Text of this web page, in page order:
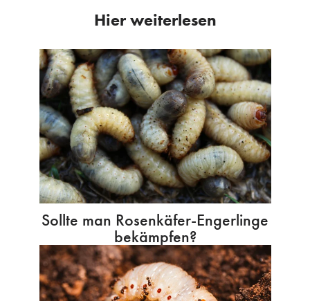
Hier weiterlesen
Sollte man Rosenkäfer-Engerlinge
bekämpfen?